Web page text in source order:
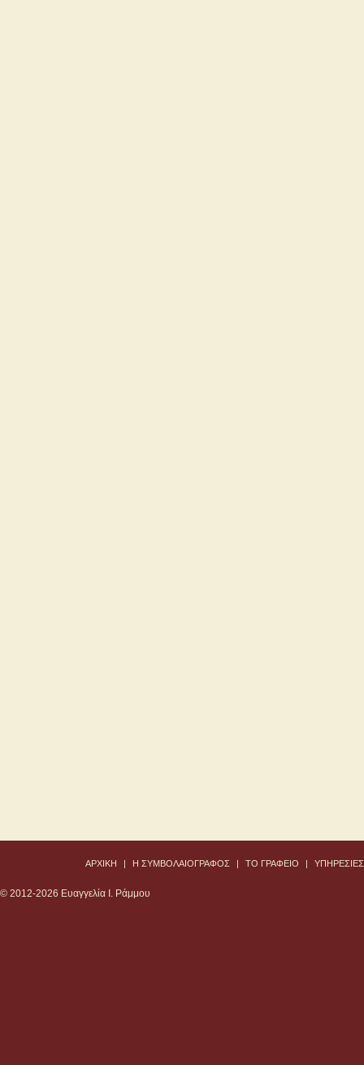
ΑΡΧΙΚΗ | Η ΣΥΜΒΟΛΑΙΟΓΡΑΦΟΣ | TO ΓΡΑΦΕΙΟ | ΥΠΗΡΕΣΙΕΣ
© 2012-2026 Ευαγγελία I. Ράμμου